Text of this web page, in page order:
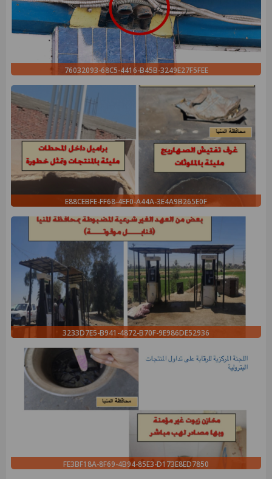
76032093-68C5-4416-B45B-3249E27F5FEE
E88CEBFE-FF68-4EF0-A44A-3E4A9B265E0F
3233D7E5-B941-4872-B70F-9E986DE52936
FE3BF18A-8F69-4B94-85E3-D173E8ED7850